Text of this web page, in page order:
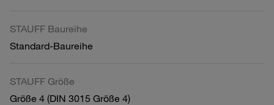
STAUFF Baureihe
Standard-Baureihe
STAUFF Größe
Größe 4 (DIN 3015 Größe 4)